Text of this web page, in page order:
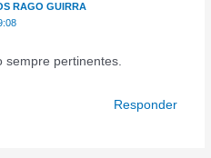
RAGO GUIRRA
pertinentes.
Responder